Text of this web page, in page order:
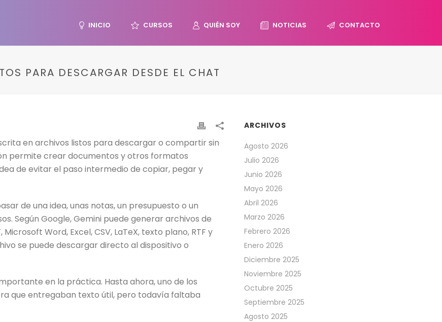
INICIO CURSOS QUIÉN SOY NOTICIAS CONTACTO
PARA DESCARGAR DESDE EL CHAT
en archivos listos para descargar o compartir sin
permite crear documentos y otros formatos
de evitar el paso intermedio de copiar, pegar y
de una idea, unas notas, un presupuesto o un
Según Google, Gemini puede generar archivos de
Word, Excel, CSV, LaTeX, texto plano, RTF y
se puede descargar directo al dispositivo o
en la práctica. Hasta ahora, uno de los
que entregaban texto útil, pero todavía faltaba
ARCHIVOS
Agosto 2026
Julio 2026
Junio 2026
Mayo 2026
Abril 2026
Marzo 2026
Febrero 2026
Enero 2026
Diciembre 2025
Noviembre 2025
Octubre 2025
Septiembre 2025
Agosto 2025